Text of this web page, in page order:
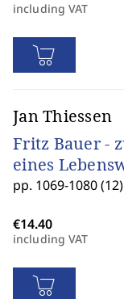
including VAT
Jan Thiessen
Fritz Bauer -
eines
pp. 1069-1080 (12)
including VAT